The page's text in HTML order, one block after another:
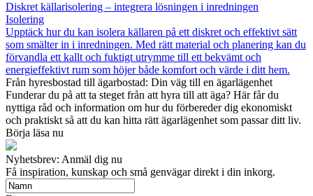
Diskret källarisolering – integrera lösningen i inredningen
Isolering
Upptäck hur du kan isolera källaren på ett diskret och effektivt sätt
som smälter in i inredningen. Med rätt material och planering kan du
förvandla ett kallt och fuktigt utrymme till ett bekvämt och
energieffektivt rum som höjer både komfort och värde i ditt hem.
Från hyresbostad till ägarbostad: Din väg till en ägarlägenhet
Funderar du på att ta steget från att hyra till att äga? Här får du
nyttiga råd och information om hur du förbereder dig ekonomiskt
och praktiskt så att du kan hitta rätt ägarlägenhet som passar ditt liv.
Börja läsa nu
Nyhetsbrev: Anmäl dig nu
Få inspiration, kunskap och små genvägar direkt i din inkorg.